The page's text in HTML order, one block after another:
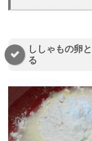
ししゃもの卵
る